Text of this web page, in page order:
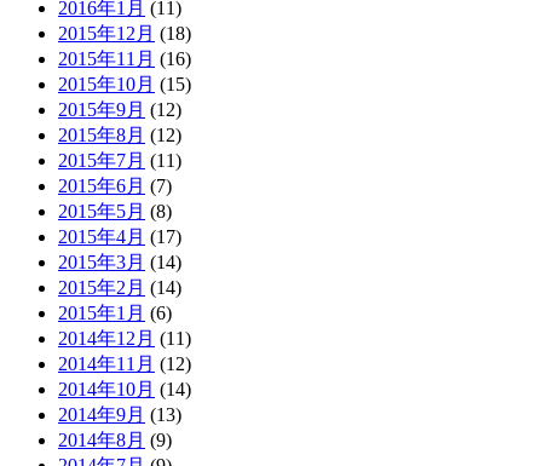
2016年1月 (11)
2015年12月 (18)
2015年11月 (16)
2015年10月 (15)
2015年9月 (12)
2015年8月 (12)
2015年7月 (11)
2015年6月 (7)
2015年5月 (8)
2015年4月 (17)
2015年3月 (14)
2015年2月 (14)
2015年1月 (6)
2014年12月 (11)
2014年11月 (12)
2014年10月 (14)
2014年9月 (13)
2014年8月 (9)